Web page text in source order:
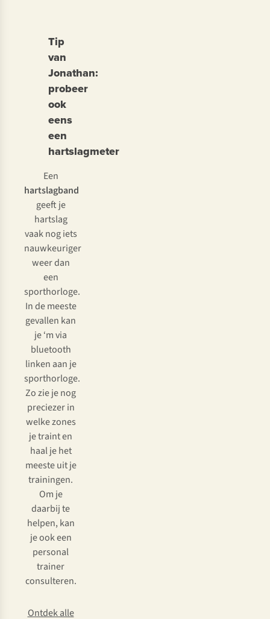
Tip
van
Jonathan:
probeer
ook
eens
een
hartslagmeter
Een
hartslagband
geeft je
hartslag
vaak nog iets
nauwkeuriger
weer dan
een
sporthorloge.
In de meeste
gevallen kan
je ‘m via
bluetooth
linken aan je
sporthorloge.
Zo zie je nog
preciezer in
welke zones
je traint en
haal je het
meeste uit je
trainingen.
Om je
daarbij te
helpen, kan
je ook een
personal
trainer
consulteren.
Ontdek alle